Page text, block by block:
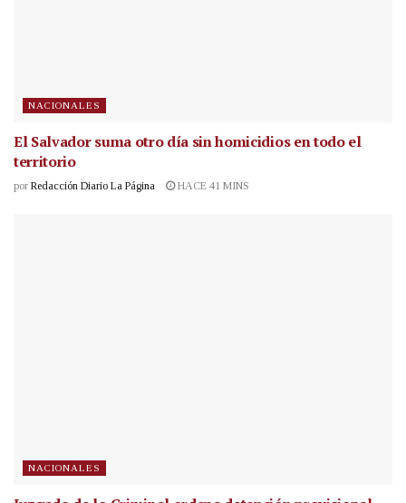
NACIONALES
El Salvador suma otro día sin homicidios en todo el
territorio
por Redacción Diario La Página HACE 41 MINS
NACIONALES